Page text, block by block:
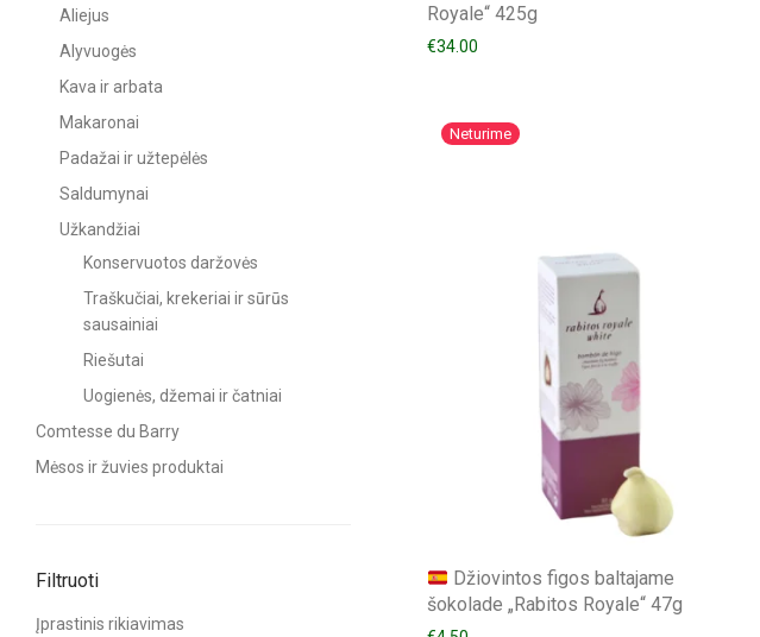
Aliejus
Alyvuogės
Kava ir arbata
Makaronai
Padažai ir užtepėlės
Saldumynai
Užkandžiai
Konservuotos daržovės
Traškučiai, krekeriai ir sūrūs
sausainiai
Riešutai
Uogienės, džemai ir čatniai
Comtesse du Barry
Mėsos ir žuvies produktai
Filtruoti
Įprastinis rikiavimas
Royale“ 425g
€34.00
Džiovintos figos baltajame
šokolade „Rabitos Royale“ 47g